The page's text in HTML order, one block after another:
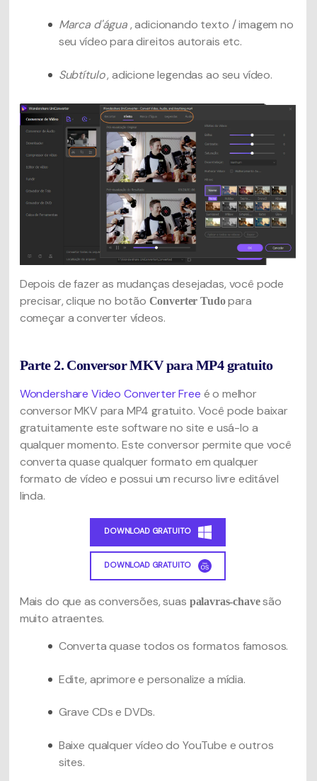
Marca d'água, adicionando texto / imagem no
seu vídeo para direitos autorais etc.
Subtítulo, adicione legendas ao seu vídeo.
Depois de fazer as mudanças desejadas, você pode
precisar, clique no botão Converter Tudopara
começar a converter vídeos.
Parte 2. Conversor MKV para MP4 gratuito
Wondershare Video Converter Free é o melhor
conversor MKV para MP4 gratuito. Você pode baixar
gratuitamente este software no site e usá-lo a
qualquer momento. Este conversor permite que você
converta quase qualquer formato em qualquer
formato de vídeo e possui um recurso livre editável
linda.
DOWNLOAD GRATUITO
DOWNLOAD GRATUITO
Mais do que as conversões, suas palavras-chavesão
muito atraentes.
Converta quase todos os formatos famosos.
Edite, aprimore e personalize a mídia.
Grave CDs e DVDs.
Baixe qualquer vídeo do YouTube e outros
sites.